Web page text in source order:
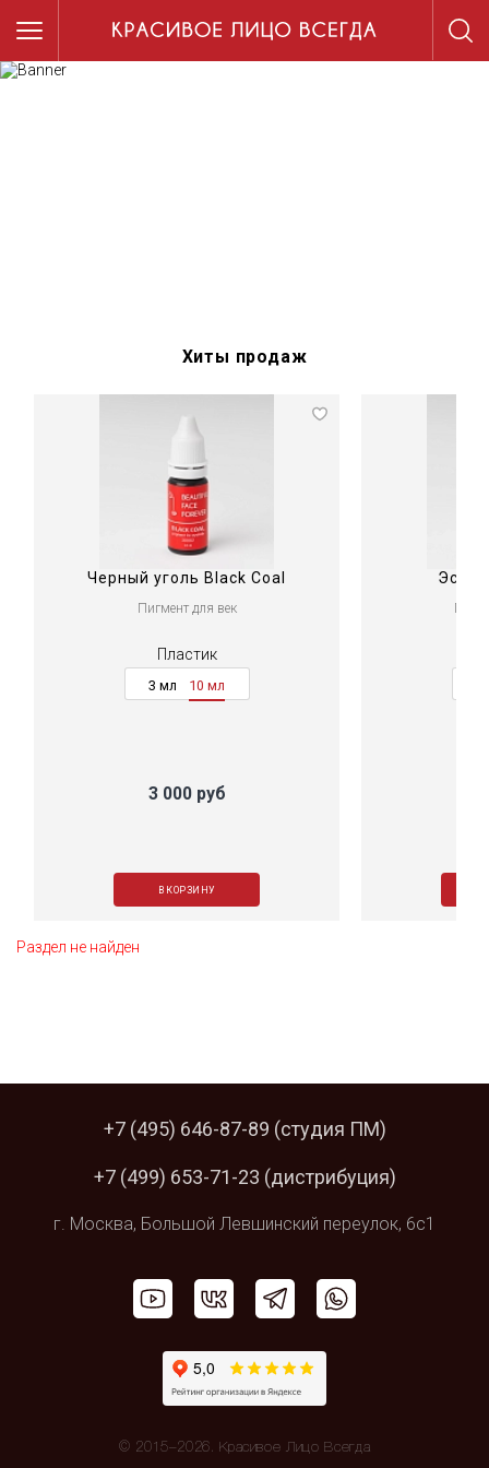
Хиты продаж
Черный уголь Black Coal
Пигмент для век
Пластик
3 мл 10 мл
3 000 руб
В КОРЗИНУ
Раздел не найден
+7 (495) 646-87-89 (студия ПМ)
+7 (499) 653-71-23 (дистрибуция)
г. Москва, Большой Левшинский переулок, 6с1
© 2015–2026. Красивое Лицо Всегда